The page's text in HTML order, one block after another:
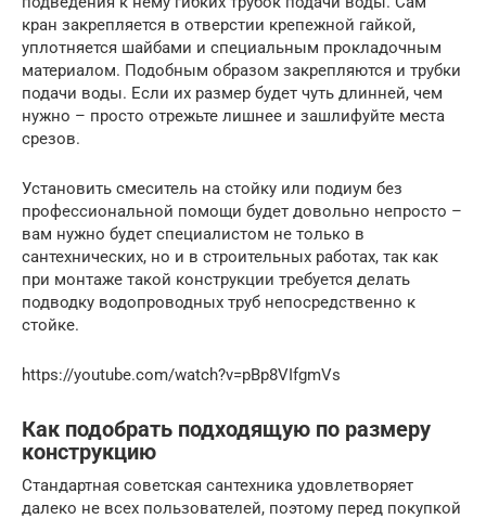
кран закрепляется в отверстии крепежной гайкой,
уплотняется шайбами и специальным прокладочным
материалом. Подобным образом закрепляются и трубки
подачи воды. Если их размер будет чуть длинней, чем
нужно – просто отрежьте лишнее и зашлифуйте места
срезов.
Установить смеситель на стойку или подиум без
профессиональной помощи будет довольно непросто –
вам нужно будет специалистом не только в
сантехнических, но и в строительных работах, так как
при монтаже такой конструкции требуется делать
подводку водопроводных труб непосредственно к
стойке.
https://youtube.com/watch?v=pBp8VIfgmVs
Как подобрать подходящую по размеру
конструкцию
Стандартная советская сантехника удовлетворяет
далеко не всех пользователей, поэтому перед покупкой